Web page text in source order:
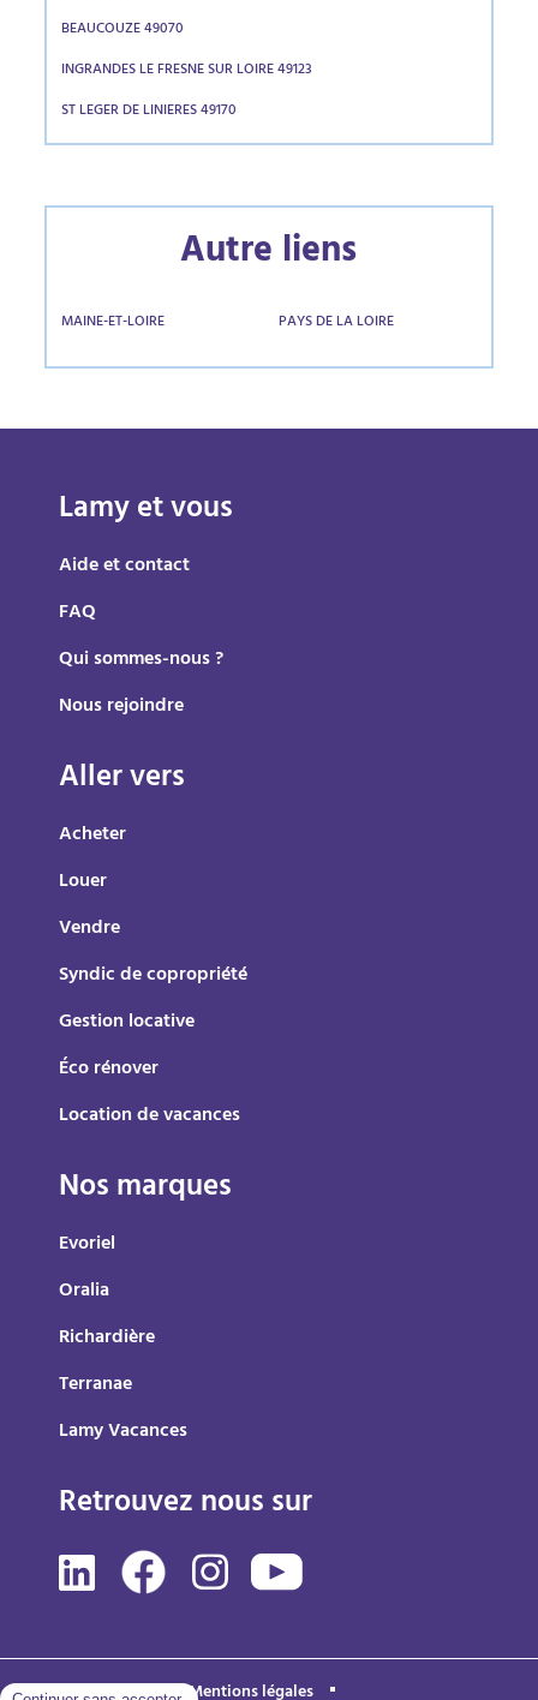
BEAUCOUZE 49070
INGRANDES LE FRESNE SUR LOIRE 49123
ST LEGER DE LINIERES 49170
Autre liens
MAINE-ET-LOIRE PAYS DE LA LOIRE
Lamy et vous
Aide et contact
FAQ
Qui sommes-nous ?
Nous rejoindre
Aller vers
Acheter
Louer
Vendre
Syndic de copropriété
Gestion locative
Éco rénover
Location de vacances
Nos marques
Evoriel
Oralia
Richardière
Terranae
Lamy Vacances
Retrouvez nous sur
Mentions légales